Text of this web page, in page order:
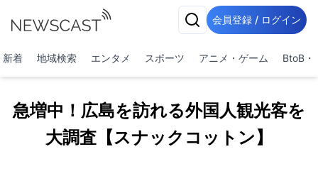
会員登録 / ログイン
新着 地域検索 エンタメ スポーツ アニメ・ゲーム BtoB・
急増中！広島を訪れる外国人観光客を
大調査【スナックコットン】